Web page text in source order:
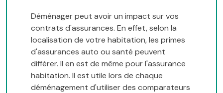
Déménager peut avoir un impact sur vos
contrats d'assurances. En effet, selon la
localisation de votre habitation, les primes
d'assurances auto ou santé peuvent
différer. Il en est de même pour l'assurance
habitation. Il est utile lors de chaque
déménagement d'utiliser des comparateurs